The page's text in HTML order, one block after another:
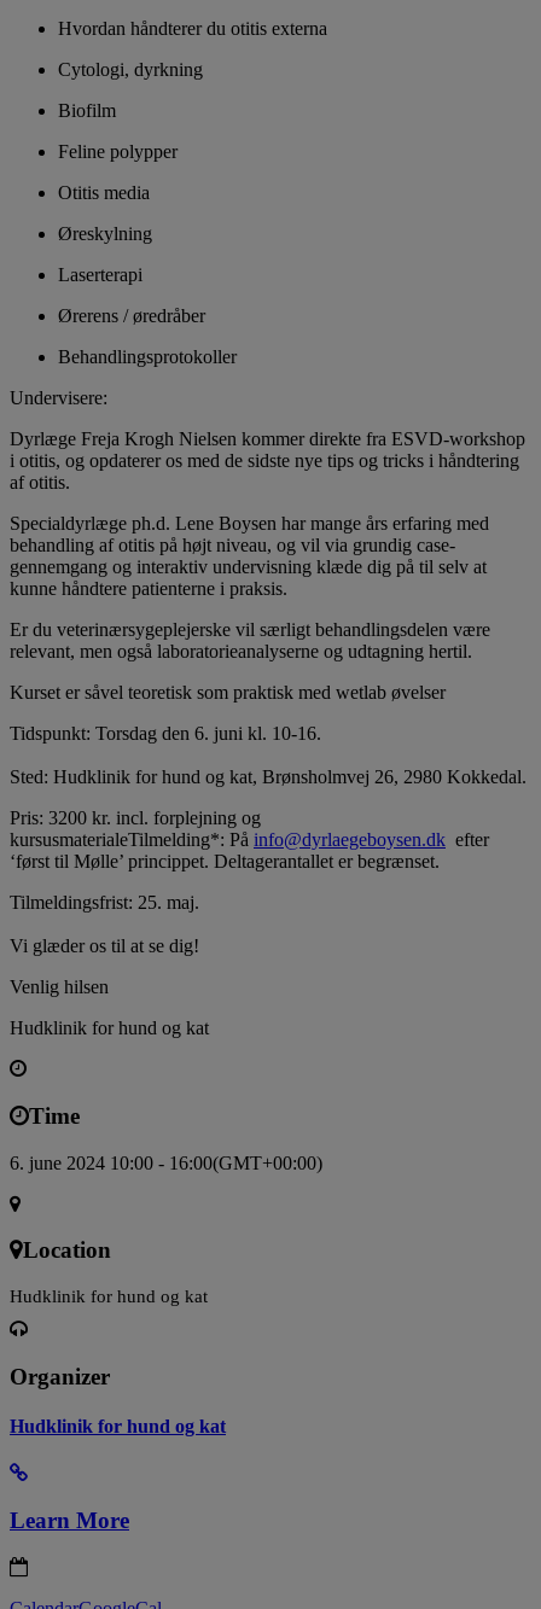
Hvordan håndterer du otitis externa
Cytologi, dyrkning
Biofilm
Feline polypper
Otitis media
Øreskylning
Laserterapi
Ørerens / øredråber
Behandlingsprotokoller
Undervisere:
Dyrlæge Freja Krogh Nielsen kommer direkte fra ESVD-workshop
i otitis, og opdaterer os med de sidste nye tips og tricks i håndtering
af otitis.
Specialdyrlæge ph.d. Lene Boysen har mange års erfaring med
behandling af otitis på højt niveau, og vil via grundig case-
gennemgang og interaktiv undervisning klæde dig på til selv at
kunne håndtere patienterne i praksis.
Er du veterinærsygeplejerske vil særligt behandlingsdelen være
relevant, men også laboratorieanalyserne og udtagning hertil.
Kurset er såvel teoretisk som praktisk med wetlab øvelser
Tidspunkt: Torsdag den 6. juni kl. 10-16.
Sted: Hudklinik for hund og kat, Brønsholmvej 26, 2980 Kokkedal.
Pris: 3200 kr. incl. forplejning og
kursusmaterialeTilmelding*: På info@dyrlaegeboysen.dk efter
‘først til Mølle’ princippet. Deltagerantallet er begrænset.
Tilmeldingsfrist: 25. maj.
Vi glæder os til at se dig!
Venlig hilsen
Hudklinik for hund og kat
Time
6. june 2024 10:00 - 16:00(GMT+00:00)
Location
Hudklinik for hund og kat
Organizer
Hudklinik for hund og kat
Learn More